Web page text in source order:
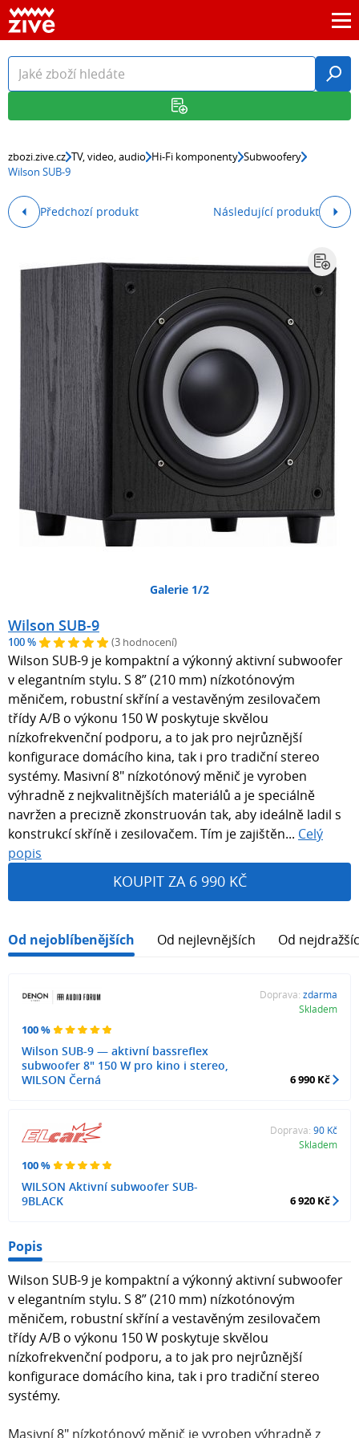
zbozi.zive.cz TV, video, audio Hi-Fi komponenty Subwoofery
Wilson SUB-9
Předchozí produkt Následující produkt
Galerie 1/2
Wilson SUB-9
100 % (3 hodnocení)
Wilson SUB-9 je kompaktní a výkonný aktivní subwoofer
v elegantním stylu. S 8” (210 mm) nízkotónovým
měničem, robustní skříní a vestavěným zesilovačem
třídy A/B o výkonu 150 W poskytuje skvělou
nízkofrekvenční podporu, a to jak pro nejrůznější
konfigurace domácího kina, tak i pro tradiční stereo
systémy. Masivní 8" nízkotónový měnič je vyroben
výhradně z nejkvalitnějších materiálů a je speciálně
navržen a precizně zkonstruován tak, aby ideálně ladil s
konstrukcí skříně i zesilovačem. Tím je zajištěn... Celý
popis
KOUPIT ZA 6 990 KČ
Od nejoblíbenějších Od nejlevnějších Od
100 %
Wilson SUB-9 — aktivní bassreflex
subwoofer 8" 150 W pro kino i stereo,
WILSON Černá
Doprava: zdarma
Skladem
6 990 Kč
100 %
WILSON Aktivní subwoofer SUB-
9BLACK
Doprava: 90 Kč
Skladem
6 920 Kč
Popis
Wilson SUB-9 je kompaktní a výkonný aktivní subwoofer
v elegantním stylu. S 8” (210 mm) nízkotónovým
měničem, robustní skříní a vestavěným zesilovačem
třídy A/B o výkonu 150 W poskytuje skvělou
nízkofrekvenční podporu, a to jak pro nejrůznější
konfigurace domácího kina, tak i pro tradiční stereo
systémy.
Masivní 8" nízkotónový měnič je vyroben výhradně z